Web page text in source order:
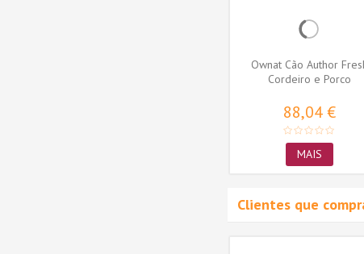
Ownat Cão Author
Cordeiro e Porco
88,04 €
MAIS
Clientes que